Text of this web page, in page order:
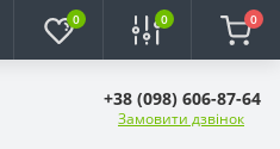
0 0 0
+38 (098) 606-87-64
Замовити дзвінок